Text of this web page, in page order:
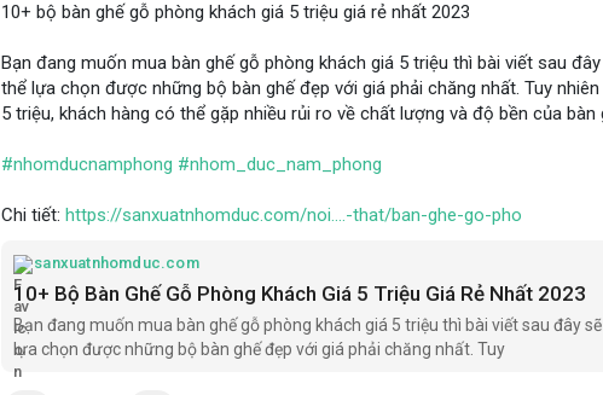
10+ bộ bàn ghế gỗ phòng khách giá 5 triệu giá rẻ nhất 2023
Bạn đang muốn mua bàn ghế gỗ phòng khách giá 5 triệu thì bài viết sau
thể lựa chọn được những bộ bàn ghế đẹp với giá phải chăng nhất. Tuy
5 triệu, khách hàng có thể gặp nhiều rủi ro về chất lượng và độ bền của bàn
#nhomducnamphong #nhom_duc_nam_phong
Chi tiết: https://sanxuatnhomduc.com/noi....-that/ban-ghe-go-pho
sanxuatnhomduc.com
10+ Bộ Bàn Ghế Gỗ Phòng Khách Giá 5 Triệu Giá Rẻ Nhất 2023
Bạn đang muốn mua bàn ghế gỗ phòng khách giá 5 triệu thì bài viết sau đây
lựa chọn được những bộ bàn ghế đẹp với giá phải chăng nhất. Tuy